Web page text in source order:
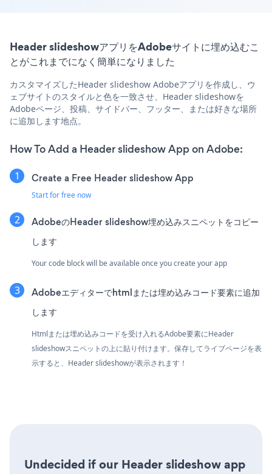
Header slideshowアプリをAdobeサイトに埋め込むこ
とがこれまでになく簡単になりました
カスタマイズしたHeader slideshow Adobeアプリを作成し、ウ
ェブサイトのスタイルと色を一致させ、Header slideshowを
Adobeページ、投稿、サイドバー、フッター、または好きな場所
に追加します地点。
How To Add a Header slideshow App on Adobe:
Create a Free Header slideshow App
Start for free now
AdobeのHeader slideshow埋め込みスニペットをコピー
します
Your code block will be available once you create your app
Adobeエディターでhtmlまたは埋め込みコード要素に追加
します
Htmlまたは埋め込みコードを受け入れるAdobe要素にHeader
slideshowスニペットの上に貼り付けます。保存してライブページを表
示すると、Header slideshowが表示されます！
Undecided if our Header slideshow app